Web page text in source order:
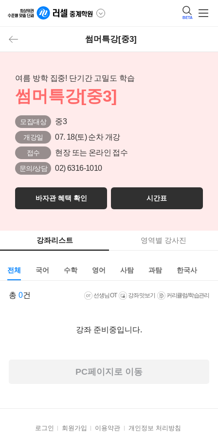
BETA
썸머특강[중3]
여름 방학 집중! 단기간 고밀도 학습
썸머특강[중3]
모집대상 중3
개강일 07. 18(토) 순차 개강
접수 현장 또는 온라인 접수
문의/상담 02) 6316-1010
바자관 혜택 확인 시간표
강좌리스트 영역별 강사진
전체 국어 수학 영어 사탐 과탐 한국사
총 0건 선생님 OT 강좌 맛보기 커리큘럼/학습관리
강좌 준비중입니다.
PC페이지로 이동
로그인 회원가입 이용약관 개인정보 처리방침